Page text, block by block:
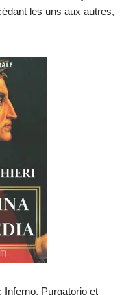
les uns aux autres,
Inferno, Purgatorio et